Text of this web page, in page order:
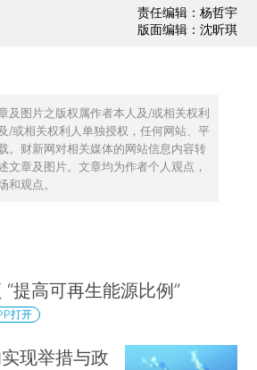
责任编辑：杨哲宇
版面编辑：沈昕琪
及图片之版权属作者本人及/或相关权利
/或相关权利人单独授权，任何网站、平
。财新网对相关媒体的网站信息内容转
文章及图片。文章均为作者个人观点，
和观点。
提高可再生能源比例”
打开
现举措与政